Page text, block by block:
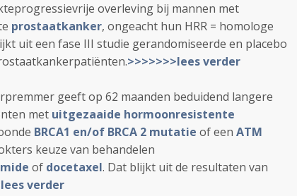
overleving bij mannen met
prostaatkanker, ongeacht hun HRR = homologe
uit een fase III studie gerandomiseerde en placebo
>>>>>>>lees verder
geeft op 62 maanden beduidend langere
met uitgezaaide hormoonresistente
BRCA1 en/of BRCA 2 mutatie of een ATM
keuze van behandelen
of docetaxel. Dat blijkt uit de resultaten van
verder